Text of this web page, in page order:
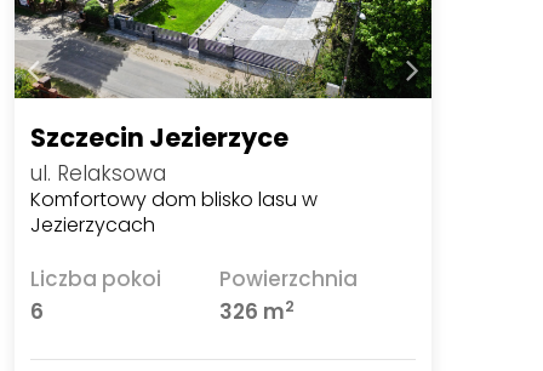
Szczecin Jezierzyce
ul. Relaksowa
Komfortowy dom blisko lasu w
Jezierzycach
Liczba pokoi
6
Powierzchnia
326 m2